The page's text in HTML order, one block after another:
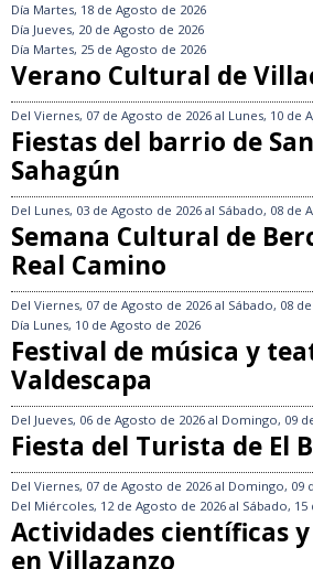
Día Martes, 18 de Agosto de 2026
Día Jueves, 20 de Agosto de 2026
Día Martes, 25 de Agosto de 2026
Verano Cultural de
Del Viernes, 07 de Agosto de 2026 al Lunes, 10 de
Fiestas del barrio de
Sahagún
Del Lunes, 03 de Agosto de 2026 al Sábado, 08 de
Semana Cultural de
Real Camino
Del Viernes, 07 de Agosto de 2026 al Sábado, 08
Día Lunes, 10 de Agosto de 2026
Festival de música y
Valdescapa
Del Jueves, 06 de Agosto de 2026 al Domingo, 09
Fiesta del Turista de El
Del Viernes, 07 de Agosto de 2026 al Domingo, 09
Del Miércoles, 12 de Agosto de 2026 al Sábado, 15
Actividades científicas
en Villazanzo